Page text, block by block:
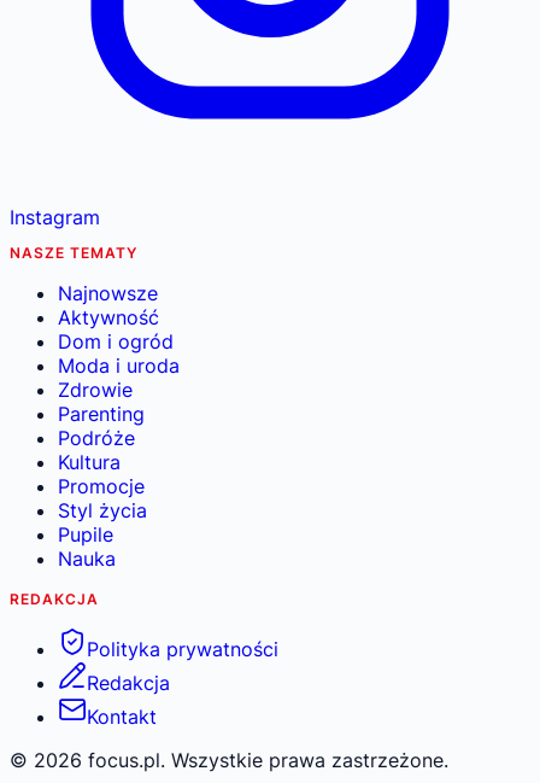
Instagram
NASZE TEMATY
Najnowsze
Aktywność
Dom i ogród
Moda i uroda
Zdrowie
Parenting
Podróże
Kultura
Promocje
Styl życia
Pupile
Nauka
REDAKCJA
Polityka prywatności
Redakcja
Kontakt
© 2026 focus.pl. Wszystkie prawa zastrzeżone.